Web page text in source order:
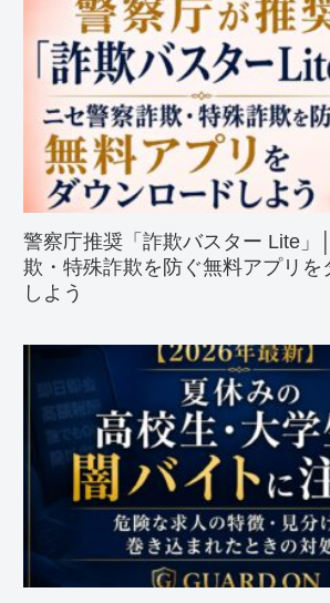
警察庁推奨「詐欺バスター Lite」
欺・特殊詐欺を防ぐ無料アプリを
しよう